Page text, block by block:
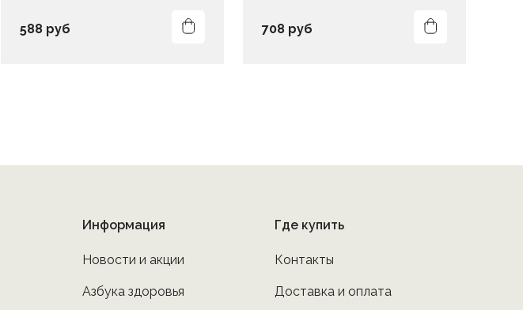
588 руб 708 руб
Информация
Новости и акции
Азбука здоровья
Где купить
Контакты
Доставка и оплата